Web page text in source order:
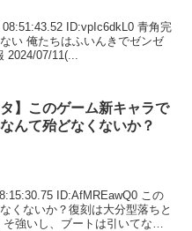
ID:vpIc6dkL0 青角完
い 俺たちはふいんきでゼンゼ
07/11(...
タ】このゲーム新キャラで
んて殆どなくないか？
ID:AfMREawQ0 この
くないか？復刻は大分型落ちと
強いし、ブートは引いてない